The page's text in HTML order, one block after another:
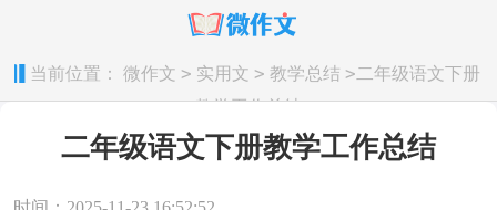
当前位置： 微作文 > 实用文 > 教学总结 >二年级语文下册
教学工作总结
二年级语文下册教学工作总结